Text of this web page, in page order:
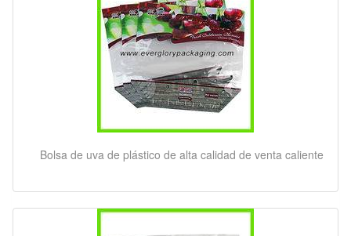
Bolsa de uva de plástico de alta calidad de venta caliente